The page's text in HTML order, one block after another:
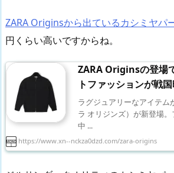
ZARA Originsから出ているカシミヤパ
円くらい高いですからね。
ZARA Originsの登場
トファッションが戦国
ラグジュアリーなアイテム
ラ オリジンズ）が新登場
中 ...
https://www.xn--nckza0dzd.com/zara-origins